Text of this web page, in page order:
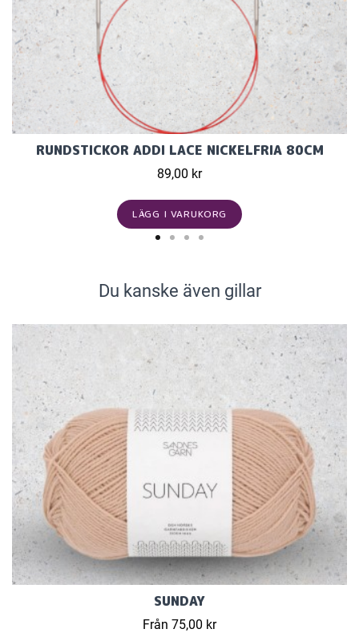
RUNDSTICKOR ADDI LACE NICKELFRIA 80CM
89,00 kr
LÄGG I VARUKORG
Du kanske även gillar
SUNDAY
Från 75,00 kr